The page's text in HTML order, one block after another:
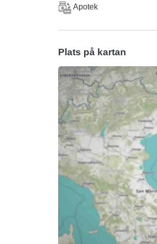
Apotek
Plats på kartan